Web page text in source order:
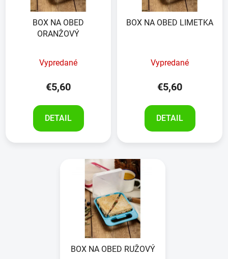
BOX NA OBED
ORANŽOVÝ
Vypredané
€5,60
DETAIL
BOX NA OBED LIMETKA
Vypredané
€5,60
DETAIL
BOX NA OBED RUŽOVÝ